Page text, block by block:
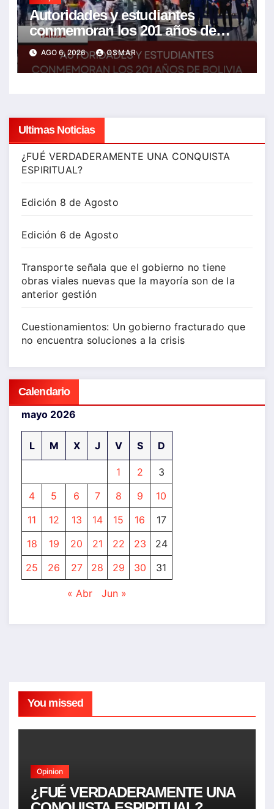
Autoridades y estudiantes
conmemoran los 201 años de
Bolivia con la esperanza de un
mejor futuro
AGO 6, 2026 OSMAR
Ultimas Noticias
¿FUÉ VERDADERAMENTE UNA CONQUISTA
ESPIRITUAL?
Edición 8 de Agosto
Edición 6 de Agosto
Transporte señala que el gobierno no tiene
obras viales nuevas que la mayoría son de la
anterior gestión
Cuestionamientos: Un gobierno fracturado que
no encuentra soluciones a la crisis
Calendario
mayo 2026
L M X J V S D
1 2
3
4
5 6 7 8 9
10
11
12 13 14 15 16
17
18
19 20 21 22 23
24
25
26 27 28 29 30 31
« Abr Jun »
You missed
Opinion
¿FUÉ VERDADERAMENTE UNA